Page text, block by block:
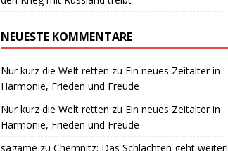
NEUESTE KOMMENTARE
Nur kurz die Welt retten zu Ein neues Zeitalter in
Harmonie, Frieden und Freude
Nur kurz die Welt retten zu Ein neues Zeitalter in
Harmonie, Frieden und Freude
sagame zu Chemnitz: Das Schlachten geht weiter!